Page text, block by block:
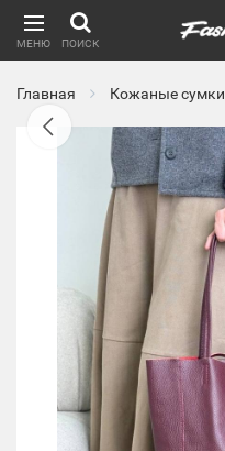
МЕНЮ ПОИСК
Главная Кожаные сумки